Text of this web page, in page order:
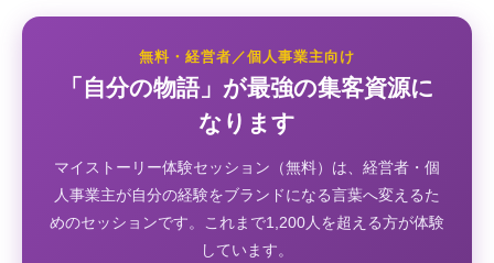
無料・経営者／個人事業主向け
「自分の物語」が最強の集客資源に
なります
マイストーリー体験セッション（無料）は、経営者・個
人事業主が自分の経験をブランドになる言葉へ変えるた
めのセッションです。これまで1,200人を超える方が体験
しています。